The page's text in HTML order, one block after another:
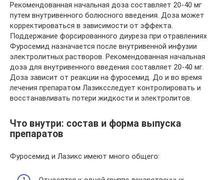
Рекомендованная начальная доза составляет 20-40 мг
путем внутривенного болюсного введения. Доза может
корректироваться в зависимости от эффекта.
Поддержание форсированного диуреза при отравлениях
Фуросемид назначается после внутривенной инфузии
электролитных растворов. Рекомендованная начальная
доза для внутривенного введения составляет 20-40 мг.
Доза зависит от реакции на фуросемид. До и во время
лечения препаратом Лазиксследует контролировать и
восстанавливать потери жидкости и электролитов.
Что внутри: состав и форма выпуска
препаратов
Фуросемид и Лазикс имеют много общего: